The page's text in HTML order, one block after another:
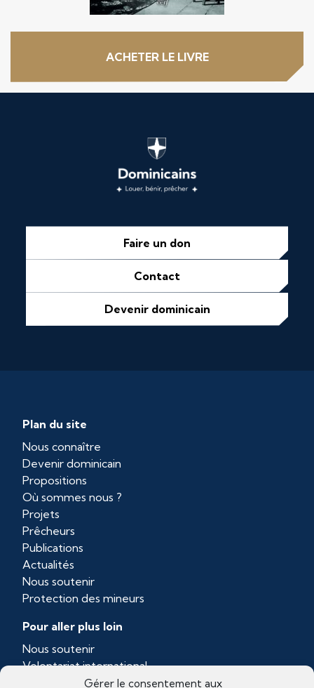
Gérer le consentement aux
ACHETER LE LIVRE
Faire un don
Contact
Devenir dominicain
Plan du site
Nous connaître
Devenir dominicain
Propositions
Où sommes nous ?
Projets
Prêcheurs
Publications
Actualités
Nous soutenir
Protection des mineurs
Pour aller plus loin
Nous soutenir
Volontariat international
Province dominicaine de Toulouse